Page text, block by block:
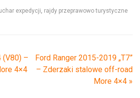
expedycji, rajdy przeprawowo turystyczne
(V80) –
4×4
Ford Ranger 2015-2019 „T7”
– Zderzaki stalowe off-road
More 4×4 »